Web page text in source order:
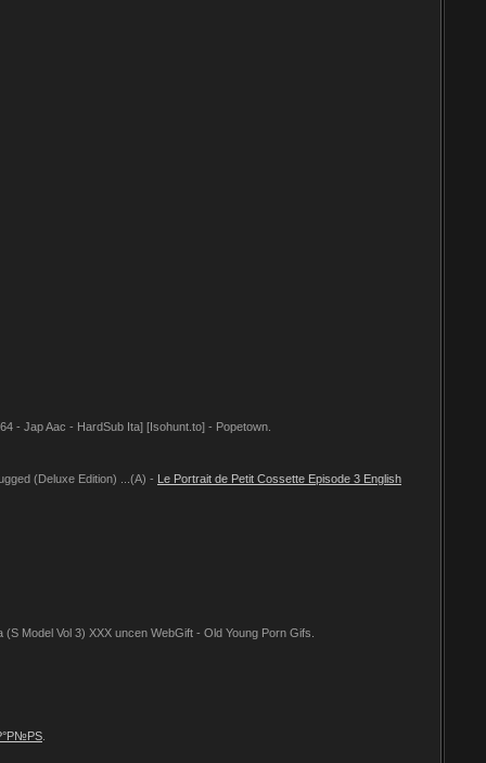
- Jap Aac - HardSub Ita] [Isohunt.to] - Popetown.
(Deluxe Edition) ...(A) - Le Portrait de Petit Cossette Episode 3 English
Model Vol 3) XXX uncen WebGift - Old Young Porn Gifs.